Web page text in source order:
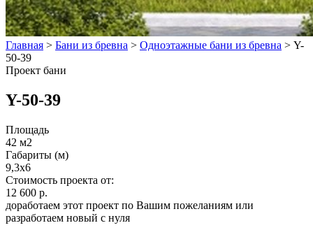
Главная > Бани из бревна > Одноэтажные бани из бревна > Y-
50-39
Проект бани
Y-50-39
Площадь
42 м2
Габариты (м)
9,3x6
Стоимость проекта от:
12 600 р.
доработаем этот проект по Вашим пожеланиям или
разработаем новый с нуля